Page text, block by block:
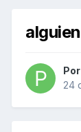
Por
24